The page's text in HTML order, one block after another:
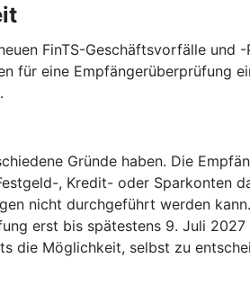
FinTS-Geschäftsvorfälle
für eine Empfängerüberprüfung
Gründe haben. Die
, Kredit- oder Sparkonten
nicht durchgeführt werden
erst bis spätestens 9. Juli
die Möglichkeit, selbst zu